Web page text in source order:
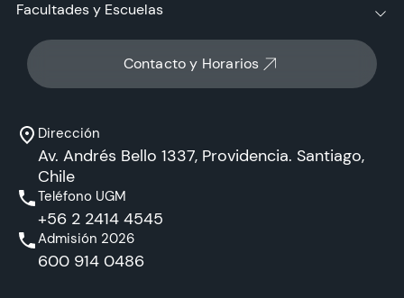
Contacto y Horarios
Dirección
Av. Andrés Bello 1337, Providencia. Santiago,
Chile
Teléfono UGM
+56 2 2414 4545
Admisión 2026
600 914 0486
Facultades y Escuelas